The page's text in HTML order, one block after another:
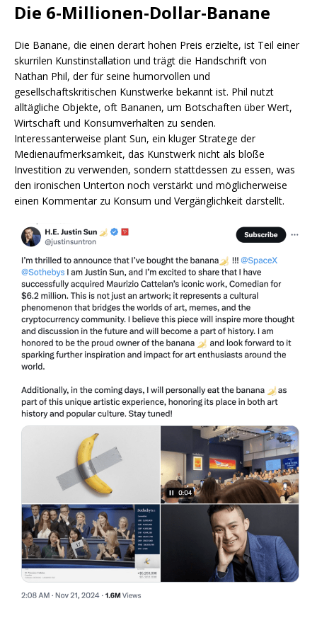
Die 6-Millionen-Dollar-Banane
Die Banane, die einen derart hohen Preis erzielte, ist Teil einer
skurrilen Kunstinstallation und trägt die Handschrift von
Nathan Phil, der für seine humorvollen und
gesellschaftskritischen Kunstwerke bekannt ist. Phil nutzt
alltägliche Objekte, oft Bananen, um Botschaften über Wert,
Wirtschaft und Konsumverhalten zu senden.
Interessanterweise plant Sun, ein kluger Stratege der
Medienaufmerksamkeit, das Kunstwerk nicht als bloße
Investition zu verwenden, sondern stattdessen zu essen, was
den ironischen Unterton noch verstärkt und möglicherweise
einen Kommentar zu Konsum und Vergänglichkeit darstellt.